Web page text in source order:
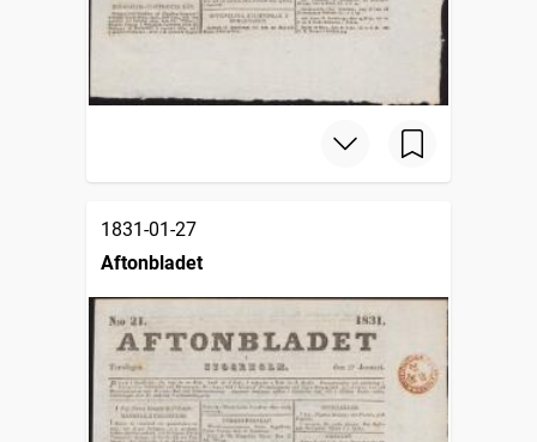
1831-01-27
Aftonbladet